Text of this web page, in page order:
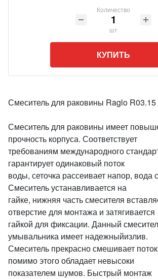
Количество
шт
КУПИТЬ
Смеситель для раковины Raglo
Смеситель для раковины имеет
прочность корпуса. Соответствует
требованиям международного
гарантирует одинаковый поток
воды, сеточка рассеивает напор, вода
Смеситель устанавливается на
гайке, нижняя часть смесителя
отверстие для монтажа и затягивается
гайкой для фиксации. Данный
умывальника имеет надежныйизлив.
Смеситель прекрасно смешивает
помимо этого обладает невысоки
показателем шумов. Быстрый монтаж